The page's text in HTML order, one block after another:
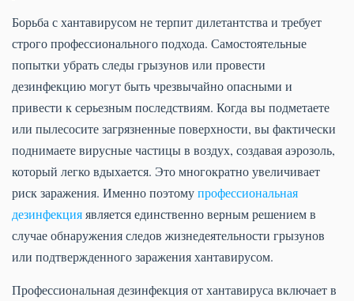
Борьба с хантавирусом не терпит дилетантства и требует
строго профессионального подхода. Самостоятельные
попытки убрать следы грызунов или провести
дезинфекцию могут быть чрезвычайно опасными и
привести к серьезным последствиям. Когда вы подметаете
или пылесосите загрязненные поверхности, вы фактически
поднимаете вирусные частицы в воздух, создавая аэрозоль,
который легко вдыхается. Это многократно увеличивает
риск заражения. Именно поэтомупрофессиональная
дезинфекцияявляется единственно верным решением в
случае обнаружения следов жизнедеятельности грызунов
или подтвержденного заражения хантавирусом.
Профессиональная дезинфекция от хантавируса включает в